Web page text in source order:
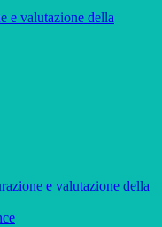
e valutazione della
e valutazione della